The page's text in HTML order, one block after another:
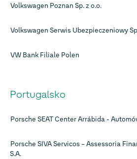
Volkswagen Poznan Sp. z o.o.
Volkswagen Serwis Ubezpieczeniowy
VW Bank Filiale Polen
Portugalsko
Porsche SEAT Center Arrábida -
Porsche SIVA Servicos – Assessoria
S.A.